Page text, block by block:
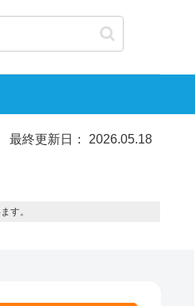
最終更新日： 2026.05.18
す。